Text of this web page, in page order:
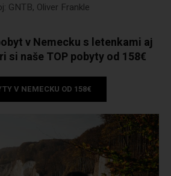
GNTB, Oliver Frankle
v Nemecku s letenkami aj
si naše TOP pobyty od 158€
V NEMECKU OD 158€